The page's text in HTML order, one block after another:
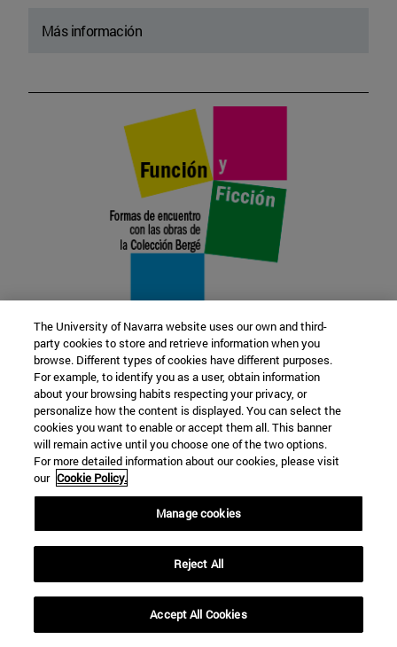
Más información
22 SEP
FUNCIÓN Y FICCIÓN. Varios artistas
Más información
The University of Navarra website uses our own and third-
party cookies to store and retrieve information when you
browse. Different types of cookies have different purposes.
For example, to identify you as a user, obtain information
about your browsing habits respecting your privacy, or
personalize how the content is displayed. You can select the
cookies you want to enable or accept them all. This banner
will remain active until you choose one of the two options.
For more detailed information about our cookies, please visit
our Cookie Policy.
Manage cookies
Reject All
Accept All Cookies